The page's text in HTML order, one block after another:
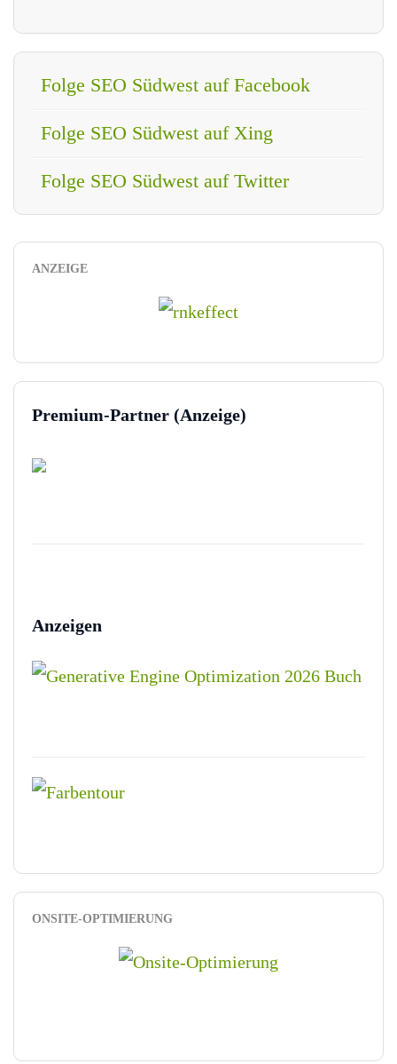
Folge SEO Südwest auf Facebook
Folge SEO Südwest auf Xing
Folge SEO Südwest auf Twitter
ANZEIGE
Premium-Partner (Anzeige)
Anzeigen
ONSITE-OPTIMIERUNG